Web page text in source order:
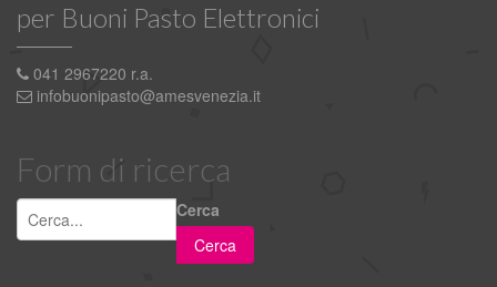
per Buoni Pasto Elettronici
041 2967220 r.a.
infobuonipasto@amesvenezia.it
Form di ricerca
Cerca